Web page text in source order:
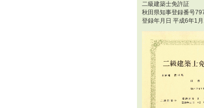
二級建築士免許証
秋田県知事登録番号
登録年月日 平成6年1月